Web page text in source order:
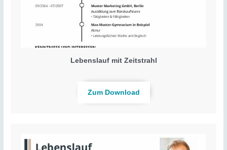
Lebenslauf mit Zeitstrahl
Zum Download